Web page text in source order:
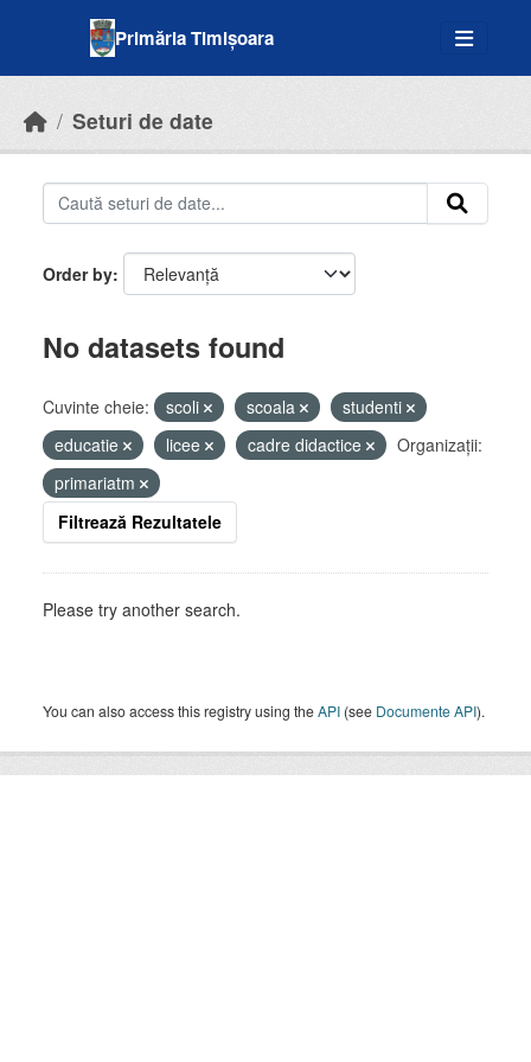
Primăria Timișoara
Seturi de date
Order by
No datasets found
Cuvinte cheie: scoli scoala
studenti
educatie
licee cadre didactice
Organizații:
primariatm
Filtrează Rezultatele
Please try another search.
You can also access this registry using theAPI (see Documente API).